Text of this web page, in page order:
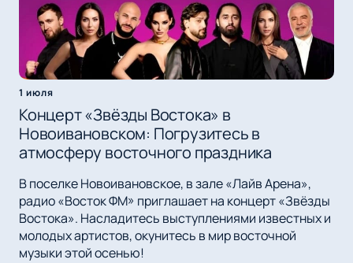
1 июля
Концерт «Звёзды Востока» в
Новоивановском: Погрузитесь в
атмосферу восточного праздника
В поселке Новоивановское, в зале «Лайв Арена»,
радио «Восток ФМ» приглашает на концерт «Звёзды
Востока». Насладитесь выступлениями известных и
молодых артистов, окунитесь в мир восточной
музыки этой осенью!